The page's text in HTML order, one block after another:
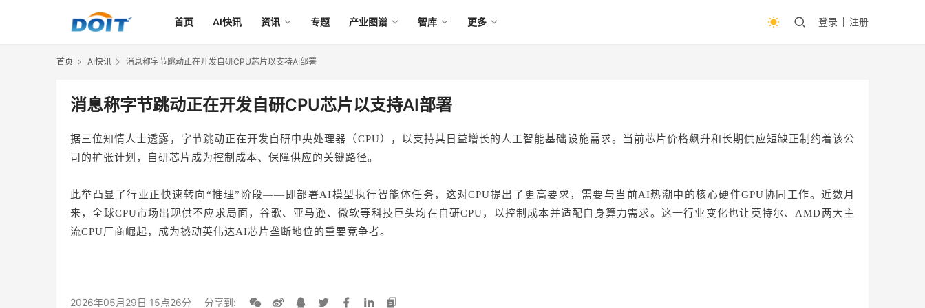
首页 AI快讯 资讯 专题 产业图谱 智库 更多 登录 注册
首页 AI快讯 消息称字节跳动正在开发自研CPU芯片以支持AI部署
消息称字节跳动正在开发自研CPU芯片以支持AI部署
据三位知情人士透露，字节跳动正在开发自研中央处理器（CPU），以支持其日益增长的人工智能基础设施需求。当前芯片价格飙升和长期供应短缺正制约着该公
司的扩张计划，自研芯片成为控制成本、保障供应的关键路径。
此举凸显了行业正快速转向“推理”阶段——即部署AI模型执行智能体任务，这对CPU提出了更高要求，需要与当前AI热潮中的核心硬件GPU协同工作。近数月
来，全球CPU市场出现供不应求局面，谷歌、亚马逊、微软等科技巨头均在自研CPU，以控制成本并适配自身算力需求。这一行业变化也让英特尔、AMD两大主
流CPU厂商崛起，成为撼动英伟达AI芯片垄断地位的重要竞争者。
2026年05月29日 15点26分 分享到: